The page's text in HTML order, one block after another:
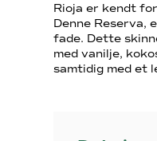
Rioja er kendt
Denne Reserva,
fade. Dette
med vanilje,
samtidig med et